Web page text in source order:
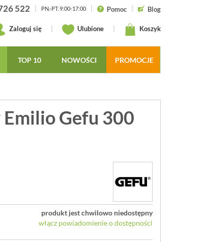
522 PN.-PT. 9:00-17:00 Pomoc Blog
Zaloguj się Ulubione Koszyk
TOP 10 NOWOŚCI PROMOCJE
Gefu 300
produkt jest chwilowo niedostępny
włącz powiadomienie o dostępności